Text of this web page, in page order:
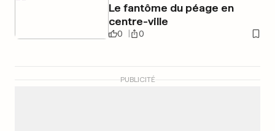
Le fantôme du péage en
centre-ville
0 0
PUBLICITÉ